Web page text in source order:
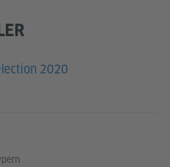
2020